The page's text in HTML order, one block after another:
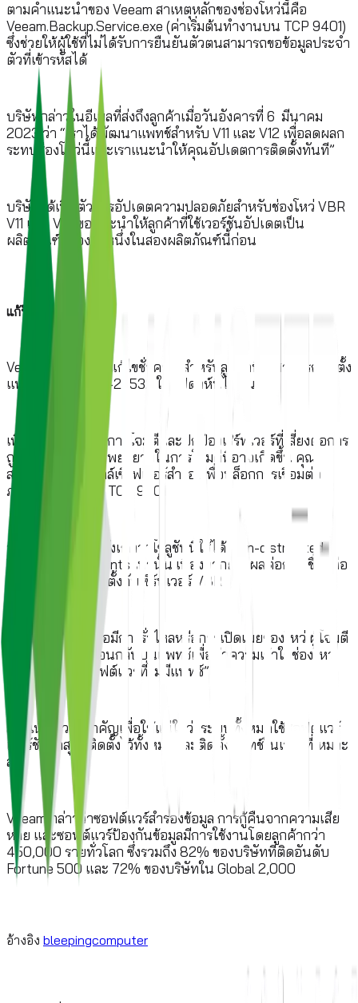
ตามคำแนะนำของ Veeam สาเหตุหลักของช่องโหว่นี้คือ
Veeam.Backup.Service.exe (ค่าเริ่มต้นทำงานบน TCP 9401)
ซึ่งช่วยให้ผู้ใช้ที่ไม่ได้รับการยืนยันตัวตนสามารถขอข้อมูลประจำ
ตัวที่เข้ารหัสได้
บริษัทกล่าวในอีเมลที่ส่งถึงลูกค้าเมื่อวันอังคารที่ 6 มีนาคม
2023 ว่า “เราได้พัฒนาแพทช์สำหรับ V11 และ V12 เพื่อลดผลก
ระทบช่องโหว่นี้และเราแนะนำให้คุณอัปเดตการติดตั้งทันที”
บริษัทได้เปิดตัวการอัปเดตความปลอดภัยสำหรับช่องโหว่ VBR
V11 และ V12 ขอแนะนำให้ลูกค้าที่ใช้เวอร์ชันอัปเดตเป็น
ผลิตภัณฑ์ที่รองรับหนึ่งในสองผลิตภัณฑ์นี้ก่อน
แก้ปัญหาด้วย
Veeam ยังมีบริการแก้ไขชั่วคราวสำหรับลูกค้าที่ไม่สามารถติดตั้ง
แพทช์ CVE-2023-27532 ในสัปดาห์นี้ได้ทันที
เพื่อบล็อกเวกเตอร์การโจมตีและปกป้องเซิร์ฟเวอร์ที่เสี่ยงต่อการ
ถูกโจมตีจากความพยายามในการโจมตีที่อาจเกิดขึ้น คุณ
สามารถใช้ไฟร์วอลล์เซิร์ฟเวอร์สำรองเพื่อบล็อกการเชื่อมต่อ
ภายนอกกับพอร์ต TCP 9401
อย่างไรก็ตามควรสังเกตว่าโซลูชันนี้ใช้ได้ Non-distributed
Veeam environments เท่านั้น เนื่องจากยังมีผลต่อการเชื่อมต่อ
ของเซิร์ฟเวอร์ที่ติดตั้งกับเซิร์ฟเวอร์ VBR
Veeam เตือน “เมื่อมีการรั่วไหลหรือการเปิดเผยช่องโหว่ ผู้โจมตี
จะทำวิศวกรรมย้อนกลับบนแพทช์เพื่อทำความเข้าใจช่องโหว่
และโจมตีด้วยซอฟต์แวร์ที่ไม่มีแพทช์”
สิ่งนี้เน้นความสำคัญเพื่อให้แน่ใจว่าระบบทั้งหมดใช้ซอฟต์แวร์
เวอร์ชันล่าสุดที่ติดตั้งไว้ทั้งหมดและติดตั้งแพทช์ในเวลาที่เหมาะ
สม
Veeam กล่าวว่าซอฟต์แวร์สำรองข้อมูล การกู้คืนจากความเสีย
หาย และซอฟต์แวร์ป้องกันข้อมูลมีการใช้งานโดยลูกค้ากว่า
450,000 รายทั่วโลก ซึ่งรวมถึง 82% ของบริษัทที่ติดอันดับ
Fortune 500 และ 72% ของบริษัทใน Global 2,000
อ้างอิง bleepingcomputer